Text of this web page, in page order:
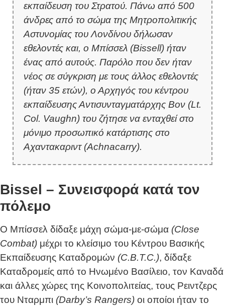
εκπαίδευση του Στρατού. Πάνω από 500
άνδρες από το σώμα της Μητροπολιτικής
Αστυνομίας του Λονδίνου δήλωσαν
εθελοντές και, ο Μπίσσελ (Bissell) ήταν
ένας από αυτούς. Παρόλο που δεν ήταν
νέος σε σύγκριση με τους άλλος εθελοντές
(ήταν 35 ετών), ο Αρχηγός του κέντρου
εκπαίδευσης Αντισυνταγματάρχης Βον (Lt.
Col. Vaughn) του ζήτησε να ενταχθεί στο
μόνιμο προσωπικό κατάρτισης στο
Αχαντακαριντ (Achnacarry).
Bissel – Συνεισφορά κατά τον
πόλεμο
Ο Μπίσσελ δίδαξε μάχη σώμα-με-σώμα (Close
Combat) μέχρι το κλείσιμο του Κέντρου Βασικής
Εκπαίδευσης Καταδρομών (C.B.T.C.), δίδαξε
Καταδρομείς από το Ηνωμένο Βασίλειο, τον Καναδά
και άλλες χώρες της Κοινοπολιτείας, τους Ρειντζερς
του Νταρμπι (Darby’s Rangers) οι οποίοι ήταν το